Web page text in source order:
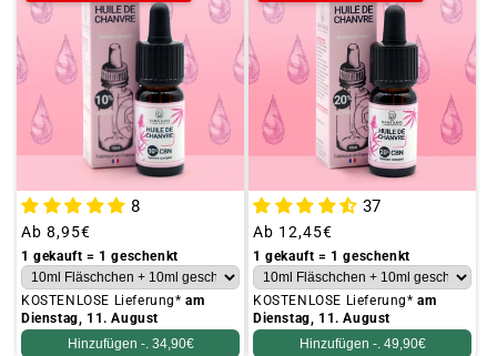
8
Üblicher
Preis
Ab 8,95€
1 gekauft = 1 geschenkt
KOSTENLOSE Lieferung*am
Dienstag, 11. August
Hinzufügen -. 34,90€
37
Üblicher
Preis
Ab 12,45€
1 gekauft = 1 geschenkt
KOSTENLOSE Lieferung*am
Dienstag, 11. August
Hinzufügen -. 49,90€